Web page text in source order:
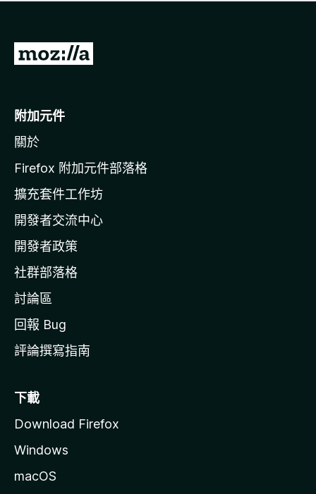
有
前
o
i
l
a
官
網
附加元件
關於
Firefox 附加元件部落格
擴充套件工作坊
開發者交流中心
開發者政策
社群部落格
討論區
回報 Bug
評論撰寫指南
下載
Download Firefox
Windows
macOS